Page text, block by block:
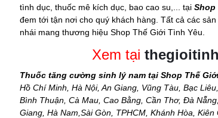
tình dục, thuốc mê kích dục, bao cao su,... tạiShop
đem tới tận nơi cho quý khách hàng. Tất cả các
nhái mang thương hiệu Shop Thế Giới Tình Yêu.
Xem tại
Thuốc tăng cường sinh lý nam tại Shop Thế
Hồ Chí Minh, Hà Nội, An Giang, Vũng Tàu, Bạc
Bình Thuận, Cà Mau, Cao Bằng, Cần Thơ, Đà
Giang, Hà Nam,Sài Gòn, TPHCM, Khánh Hòa,